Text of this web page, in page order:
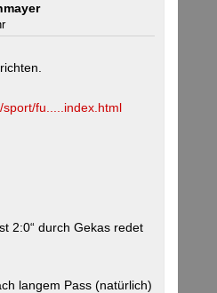
fu.....index.html
2:0“ durch Gekas redet
langem Pass (natürlich)